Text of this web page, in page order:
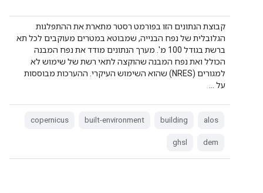
קבוצת הנתונים הזו בפורמט רסטר מתארת את ההתפלגות
הגלובלית של נפח הבנייה, שמבוטא במטרים מעוקבים לכל תא
ברשת בגודל 100 מ'. מערך הנתונים מודד את נפח המבנה
הכולל ואת נפח המבנה שהוקצה לתאי רשת של שימוש לא
למגורים (NRES) שהוא השימוש העיקרי. ההערכות מבוססות
על …
alos
building
built-environment
copernicus
dem
ghsl